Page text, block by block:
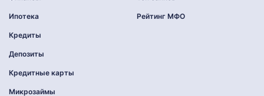
Ипотека
Кредиты
Депозиты
Кредитные карты
Микрозаймы
Рейтинг МФО